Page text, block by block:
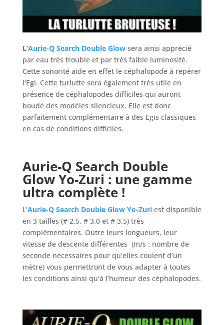
L’Aurie-Q Search Double Glowsera ainsi apprécié
par eau très trouble et par très faible luminosité.
Cette sonorité aide en effet le céphalopode à repérer
l’Egi. Cette turlutte sera également très utile en
présence de céphalopodes difficiles qui auront
boudé des modèles silencieux. Elle est donc
parfaitement complémentaire à des Egis classiques
en cas de conditions difficiles.
Aurie-Q Search Double
Glow Yo-Zuri : une gamme
ultra complète !
L’Aurie-Q Search Double Glow Yo-Zuriest disponible
en 3 tailles (# 2.5, # 3.0 et # 3.5) très
complémentaires. Outre leurs longueurs, leur
vitesse de descente différentes (m/s : nombre de
seconde nécessaires pour qu’elles coulent d’un
mètre) vous permettront de vous adapter à toutes
les conditions ainsi qu’à l’humeur des céphalopodes.